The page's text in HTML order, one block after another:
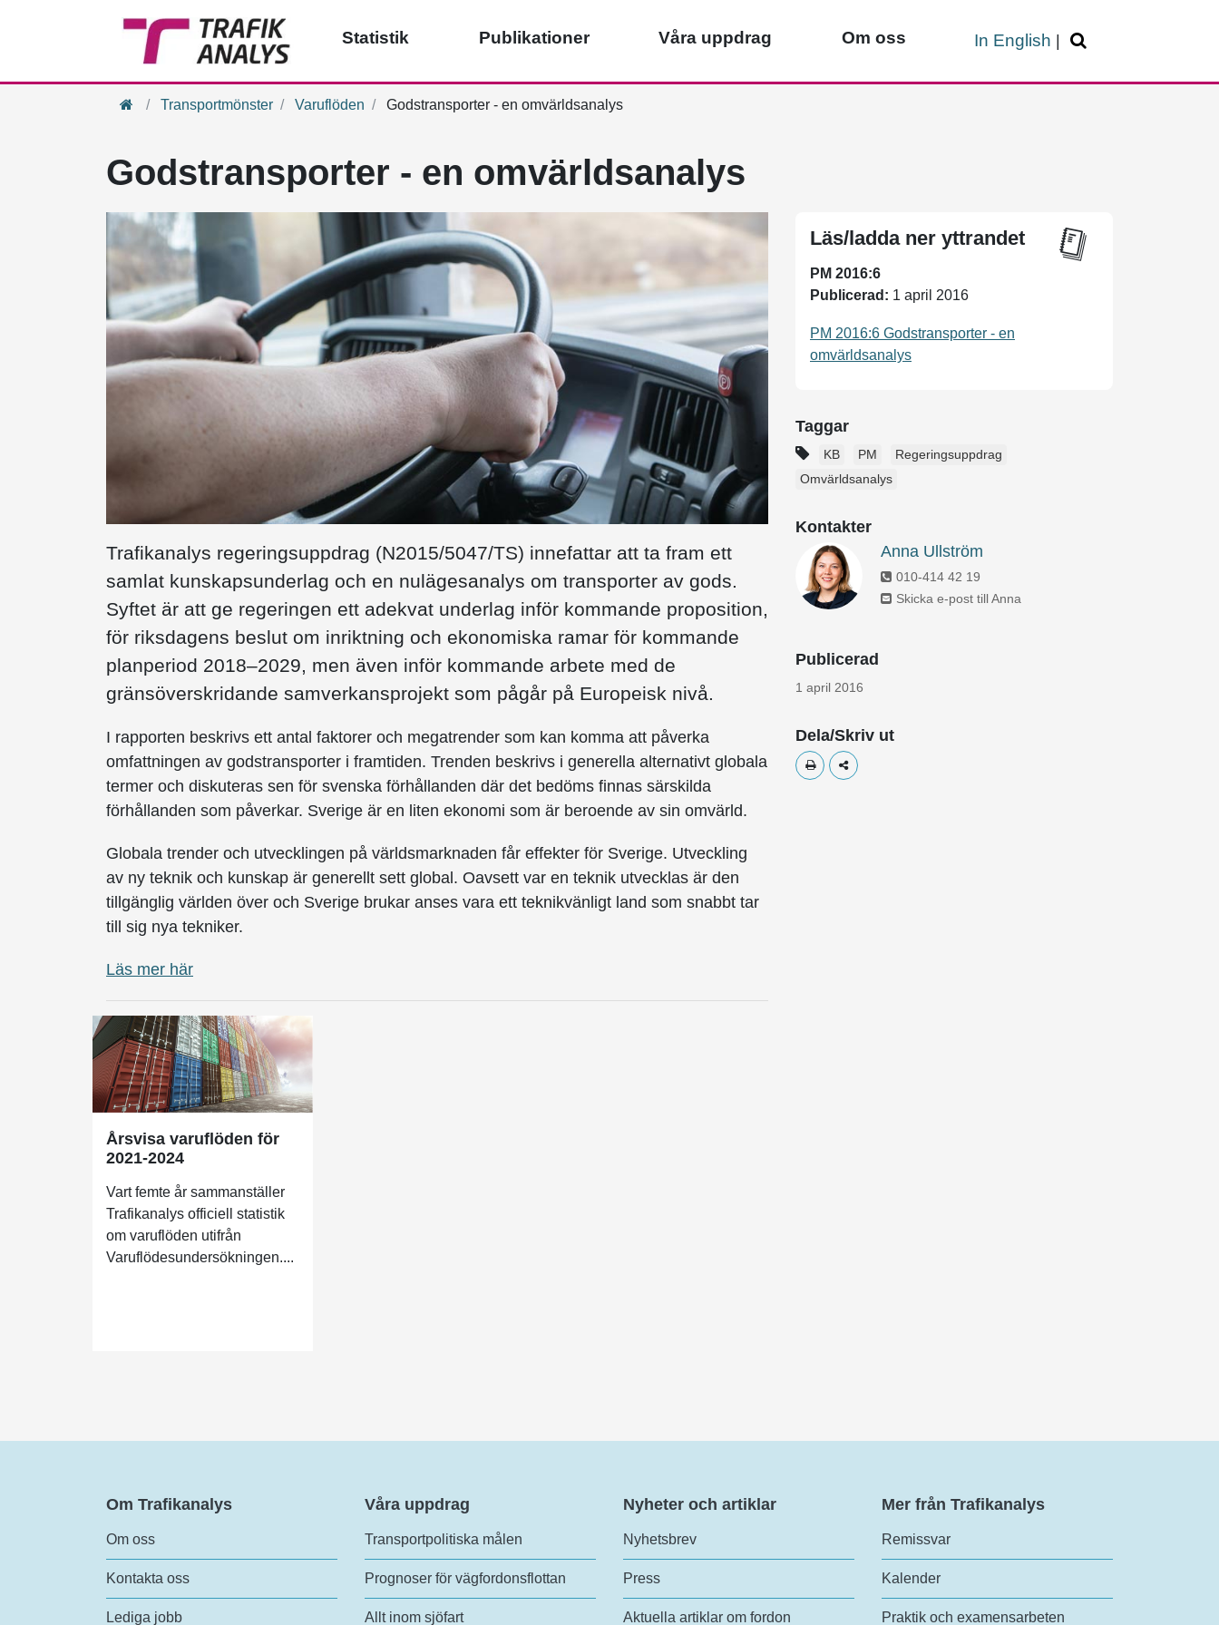
Statistik Publikationer Våra uppdrag Om oss In English
HemTransportmönster Varuflöden Godstransporter - en omvärldsanalys
Godstransporter - en omvärldsanalys
Trafikanalys regeringsuppdrag (N2015/5047/TS) innefattar att ta fram ett
samlat kunskapsunderlag och en nulägesanalys om transporter av gods.
Syftet är att ge regeringen ett adekvat underlag inför kommande proposition,
för riksdagens beslut om inriktning och ekonomiska ramar för kommande
planperiod 2018–2029, men även inför kommande arbete med de
gränsöverskridande samverkansprojekt som pågår på Europeisk nivå.
I rapporten beskrivs ett antal faktorer och megatrender som kan komma att påverka
omfattningen av godstransporter i framtiden. Trenden beskrivs i generella alternativt globala
termer och diskuteras sen för svenska förhållanden där det bedöms finnas särskilda
förhållanden som påverkar. Sverige är en liten ekonomi som är beroende av sin omvärld.
Globala trender och utvecklingen på världsmarknaden får effekter för Sverige. Utveckling
av ny teknik och kunskap är generellt sett global. Oavsett var en teknik utvecklas är den
tillgänglig världen över och Sverige brukar anses vara ett teknikvänligt land som snabbt tar
till sig nya tekniker.
Läs mer här
Årsvisa varuflöden för
2021-2024
Vart femte år sammanställer
Trafikanalys officiell statistik
om varuflöden utifrån
Varuflödesundersökningen....
Läs/ladda ner yttrandet
PM 2016:6
Publicerad: 1 april 2016
PM 2016:6 Godstransporter - en
omvärldsanalys
Taggar
KB PM
Regeringsuppdrag
Omvärldsanalys
Kontakter
Anna Ullström
010-414 42 19
Skicka e-post till Anna
Publicerad
1 april 2016
Dela/Skriv ut
Skriv utDela
Om Trafikanalys
Om oss
Kontakta oss
Lediga jobb
Våra uppdrag
Transportpolitiska målen
Prognoser för vägfordonsflottan
Allt inom sjöfart
Nyheter och artiklar
Nyhetsbrev
Press
Aktuella artiklar om fordon
Mer från Trafikanalys
Remissvar
Kalender
Praktik och examensarbeten